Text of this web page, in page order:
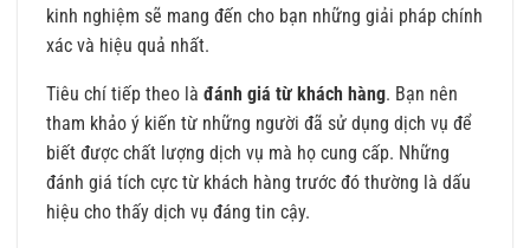
kinh nghiệm sẽ mang đến cho bạn những giải pháp chính
xác và hiệu quả nhất.
Tiêu chí tiếp theo là đánh giá từ khách hàng. Bạn nên
tham khảo ý kiến từ những người đã sử dụng dịch vụ để
biết được chất lượng dịch vụ mà họ cung cấp. Những
đánh giá tích cực từ khách hàng trước đó thường là dấu
hiệu cho thấy dịch vụ đáng tin cậy.